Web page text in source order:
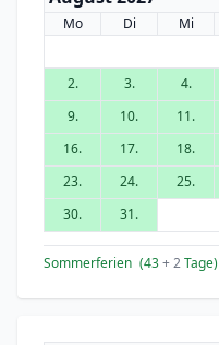
Mo Di Mi
2.
3. 4.
9.
10. 11.
16.
17. 18.
23.
24. 25.
30.
31.
Sommerferien (43+ 2Tage)